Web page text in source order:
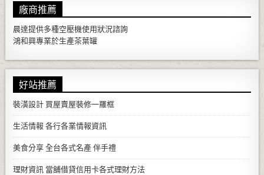
廠商推薦
晨達提供多種空壓機使用狀況諮詢
鴻和興專業於生產茶葉罐
好站推薦
裝潢設計 買屋賣屋裝修一羅框
生活情報 各行各業情報資訊
美食分享 全台各式名產 伴手禮
理財資訊 當舖借貸信用卡各式理財方法